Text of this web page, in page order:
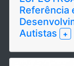
Referência
Autistas
+